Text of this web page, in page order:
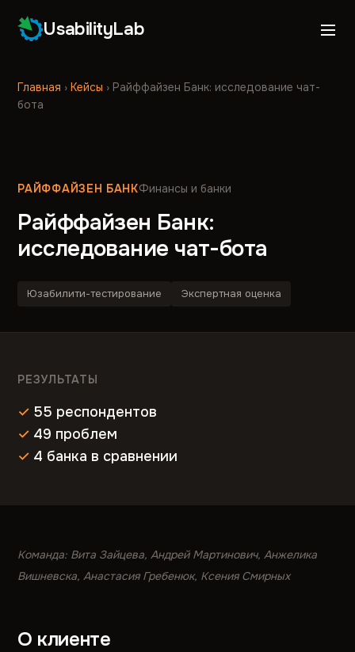
UsabilityLab
Главная ›Кейсы › Райффайзен Банк: исследование чат-
бота
РАЙФФАЙЗЕН БАНКФинансы и банки
Райффайзен Банк:
исследование чат-бота
Юзабилити-тестирование Экспертная оценка
РЕЗУЛЬТАТЫ
55 респондентов
49 проблем
4 банка в сравнении
Команда: Вита Зайцева, Андрей Мартинович, Анжелика
Вишневска, Анастасия Гребенюк, Ксения Смирных
О клиенте